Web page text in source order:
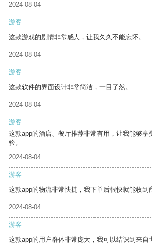
2024-08-04
游客
这款游戏的剧情非常感人，让我久久不能忘怀。
2024-08-04
游客
这款软件的界面设计非常简洁，一目了然。
2024-08-04
游客
这款app的酒店、餐厅推荐非常有用，让我能够享
验。
2024-08-04
游客
这款app的物流非常快捷，我下单后很快就能收到
2024-08-04
游客
这款app的用户群体非常庞大，我可以结识到来自